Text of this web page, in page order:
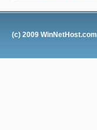
(c) 2009 WinNetHost.com